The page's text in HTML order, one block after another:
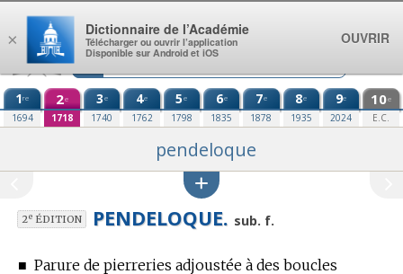
Aller au contenu
1re
1694
2e
1718
3e
1740
4e
1762
5e
1798
6e
1835
7e
1878
8e
1935
9e
2024
10e
E.C.
pendeloque
2eÉDITION PENDELOQUE. sub. f.
■ Parure de pierreries adjoustée à des boucles
×
Dictionnaire de l’Académie
Télécharger ou ouvrir l’application
Disponible sur Android et iOS
OUVRIR